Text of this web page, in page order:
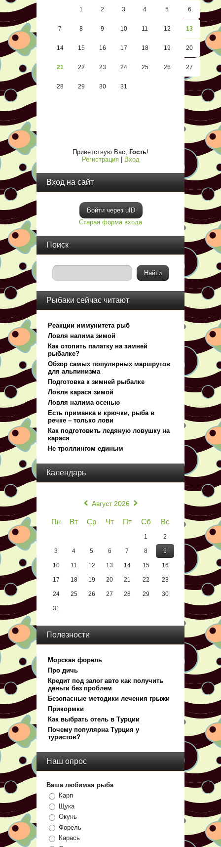
1 2 3 4 5 6
7 8 9 10 11 12 13
14 15 16 17 18 19 20
21 22 23 24 25 26 27
28 29 30 31
Приветствую Вас, Гость!
Регистрация| Вход
Вход на сайт
Войти через uID
Старая форма входа
Поиск
Рыбаки сейчас читают
Реакции иммунитета рыб
Ловля налима зимой
Как отопить палатку на зимней
рыбалке?
Обзор самых популярных маршрутов
для альпинизма
Подготовка к зимней рыбалке
Ловля карася зимой
Ловля налима осенью
Есть приманка и крючки, рыба в
речке – только лови
Как подготовить ледяную ловушку на
карася
Не троллингом единым
Календарь
« Август 2026 »
Пн Вт Ср Чт Пт Сб Вс
1 2
3 4 5 6 7 8 9
10 11 12 13 14 15 16
17 18 19 20 21 22 23
24 25 26 27 28 29 30
31
Полезности
Морская форель
Про дичь
Кредит под залог авто как получить
деньги без проблем
Безопасные методики лечения грыжи
Прикормки
Как выбрать отель в Турции
Почему популярна Турция у
туристов?
Наш опрос
Ваша любимая рыба
Карп
Щука
Окунь
Форель
Карась